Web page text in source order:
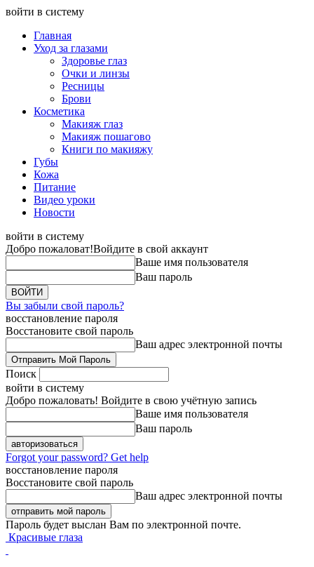
войти в систему
Главная
Уход за глазами
Здоровье глаз
Очки и линзы
Ресницы
Брови
Косметика
Макияж глаз
Макияж пошагово
Книги по макияжу
Губы
Кожа
Питание
Видео уроки
Новости
войти в систему
Добро пожаловат!Войдите в свой аккаунт
Ваше имя пользователя
Ваш пароль
Вы забыли свой пароль?
восстановление пароля
Восстановите свой пароль
Ваш адрес электронной почты
Поиск
войти в систему
Добро пожаловать! Войдите в свою учётную запись
Ваше имя пользователя
Ваш пароль
Forgot your password? Get help
восстановление пароля
Восстановите свой пароль
Ваш адрес электронной почты
Пароль будет выслан Вам по электронной почте.
Красивые глаза